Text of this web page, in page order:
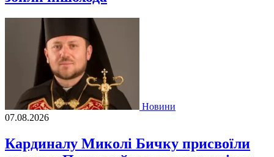
Новини
07.08.2026
Кардиналу Миколі Бичку присвоїли